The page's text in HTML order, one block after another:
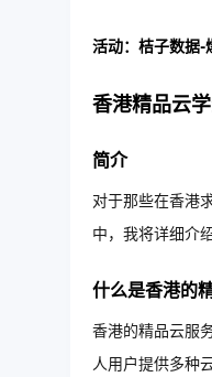
活动：桔子数据-
香港精品云
简介
对于那些在香港
中，我将详细介
什么是香港的
香港的精品云服
人用户提供多种